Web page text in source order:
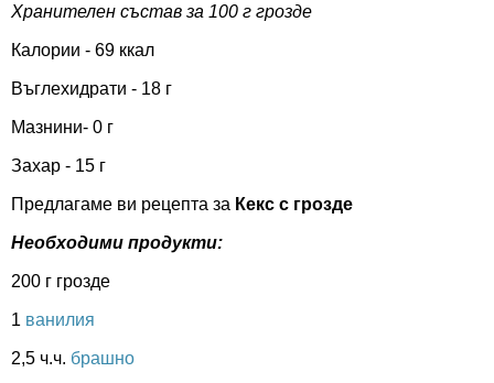
Хранителен състав за 100 г грозде
Калории - 69 ккал
Въглехидрати - 18 г
Мазнини- 0 г
Захар - 15 г
Предлагаме ви рецепта за Кекс с грозде
Необходими продукти:
200 г грозде
1 ванилия
2,5 ч.ч. брашно